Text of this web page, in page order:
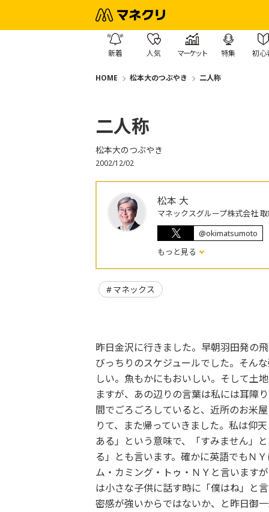
新着 人気 マーケット 特集 初心
HOME 松本大のつぶやき 二人称
二人称
松本大のつぶやき
2002/12/02
松本 大
マネックスグループ株式会社
@okimatsumoto
もっと見る
マネックス
昨日金沢に行きました。早朝羽田発の
びっちりのスケジュールでした。そん
しい。魚もかにもおいしい。そして土
ますが、あの辺りの言葉は私には耳障
間でごろごろしていると、近所のお米
りて、また帰っていきました。私は仰
ある」という意味で、「すみません」
る」とも言います。確かに英語でもＮ
ム・カミング・トゥ・ＮＹと言います
は小さな子供に話す時に「僕はね」と
密感が強いからではないか、と昨日御